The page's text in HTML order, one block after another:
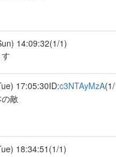
14:09:32(1/1)
17:05:30ID:c3NTAyMzA
敵
18:34:51(1/1)